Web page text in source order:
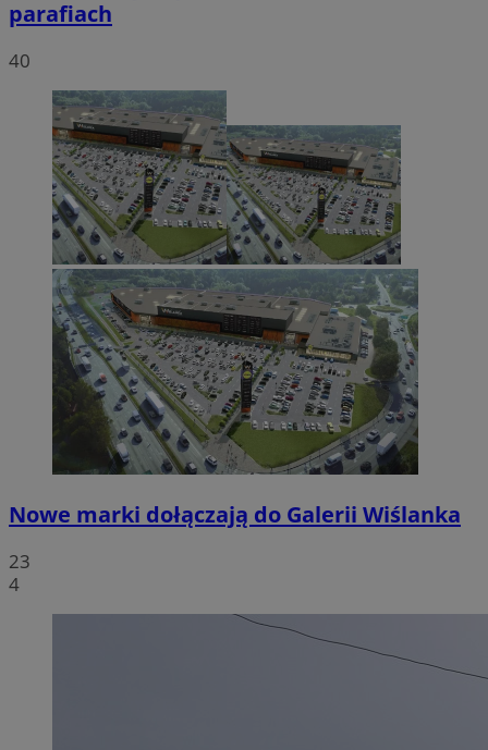
parafiach
40
Nowe marki dołączają do Galerii Wiślanka
23
4